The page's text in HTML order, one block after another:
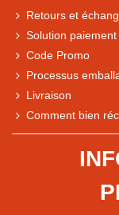
Retours et
Solution
Code Promo
Processus
Livraison
Comment bien